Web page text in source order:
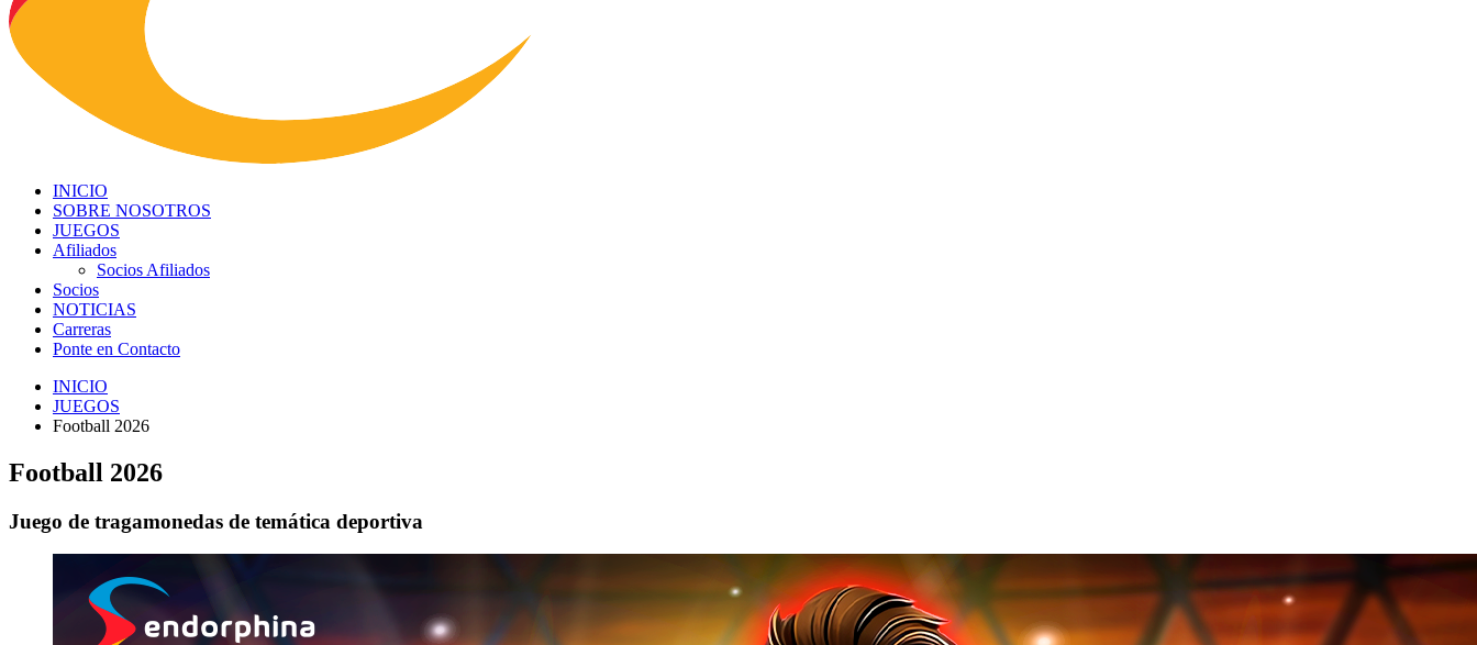
INICIO
SOBRE NOSOTROS
JUEGOS
Afiliados
Socios Afiliados
Socios
NOTICIAS
Carreras
Ponte en Contacto
INICIO
JUEGOS
Football 2026
Football 2026
Juego de tragamonedas de temática deportiva